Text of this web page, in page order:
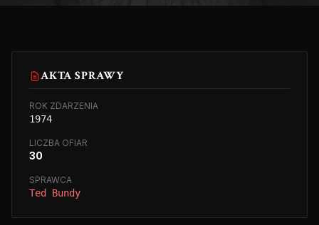
AKTA SPRAWY
ROK ZDARZENIA
1974
LICZBA OFIAR
30
SPRAWCA
Ted Bundy